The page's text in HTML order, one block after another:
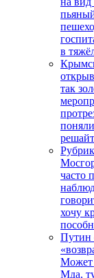
в
так
часто
хочу
Путин
Может
Мда,